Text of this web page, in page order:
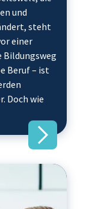
und
steht
einer
Bildungsweg
Beruf – ist
Doch wie